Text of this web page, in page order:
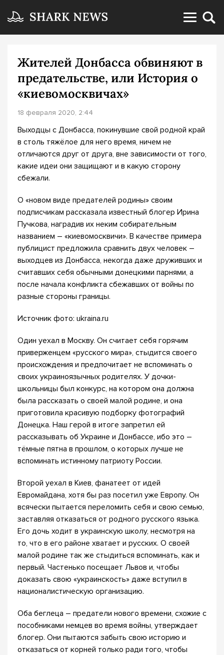
Жителей Донбасса обвиняют в
предательстве, или История о
«киевомосквичах»
18 февраля 2020, 2:44
Выходцы с Донбасса, покинувшие свой родной край
в столь тяжёлое для него время, ничем не
отличаются друг от друга, вне зависимости от того,
какие идеи они защищают и в какую сторону
сбежали.
О «новом виде предателей родины» своим
подписчикам рассказала известный блогер Ирина
Пучкова, наградив их неким собирательным
названием – «киевомосквичи». В качестве примера
публицист предложила сравнить двух человек –
выходцев из Донбасса, некогда даже друживших и
считавших себя обычными донецкими парнями, а
после начала конфликта сбежавших от войны по
разные стороны границы.
Источник фото: ukraina.ru
Один уехал в Москву. Он считает себя горячим
приверженцем «русского мира», стыдится своего
происхождения и предпочитает не вспоминать о
своих украиноязычных родителях. У дочки-
школьницы был конкурс, на котором она должна
была рассказать о своей малой родине, и она
приготовила красивую подборку фотографий
Донецка. Наш герой в итоге запретил ей
рассказывать об Украине и Донбассе, ибо это –
тёмные пятна в прошлом, о которых лучше не
вспоминать истинному патриоту России.
Второй уехал в Киев, фанатеет от идей
Евромайдана, хотя бы раз посетил уже Европу. Он
всячески пытается переломить себя и свою семью,
заставляя отказаться от родного русского языка.
Его дочь ходит в украинскую школу, несмотря на
то, что в его районе хватает и русских. О своей
малой родине так же стыдиться вспоминать, как и
первый. Частенько посещает Львов и, чтобы
доказать свою «украинскость» даже вступил в
националистическую организацию.
Оба беглеца – предатели нового времени, схожие с
пособниками немцев во время войны, утверждает
блогер. Они пытаются забыть свою историю и
отказаться от корней только ради того, чтобы